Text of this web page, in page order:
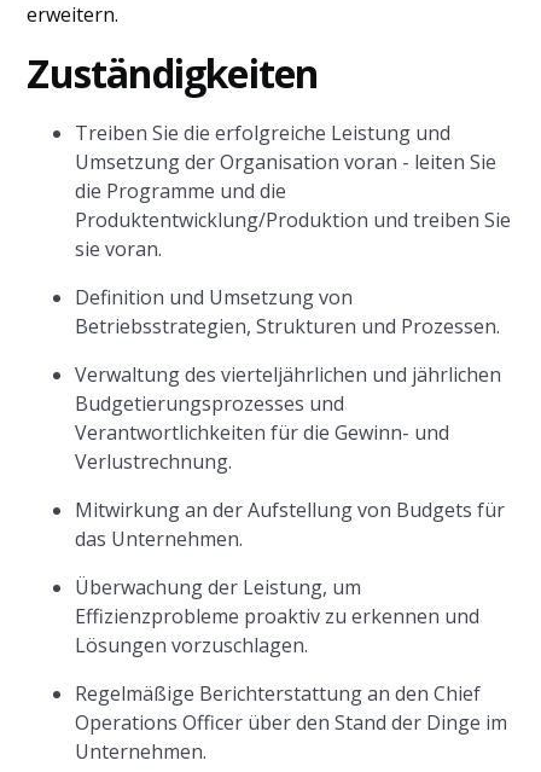
erweitern.
Zuständigkeiten
Treiben Sie die erfolgreiche Leistung und
Umsetzung der Organisation voran - leiten Sie
die Programme und die
Produktentwicklung/Produktion und treiben Sie
sie voran.
Definition und Umsetzung von
Betriebsstrategien, Strukturen und Prozessen.
Verwaltung des vierteljährlichen und jährlichen
Budgetierungsprozesses und
Verantwortlichkeiten für die Gewinn- und
Verlustrechnung.
Mitwirkung an der Aufstellung von Budgets für
das Unternehmen.
Überwachung der Leistung, um
Effizienzprobleme proaktiv zu erkennen und
Lösungen vorzuschlagen.
Regelmäßige Berichterstattung an den Chief
Operations Officer über den Stand der Dinge im
Unternehmen.